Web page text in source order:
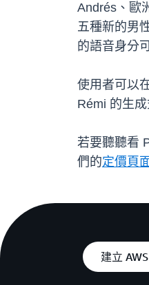
Andrés、歐
五種新的男
的語音身分
使用者可以
Rémi 的生
若要聽聽看
們的定價頁
建立